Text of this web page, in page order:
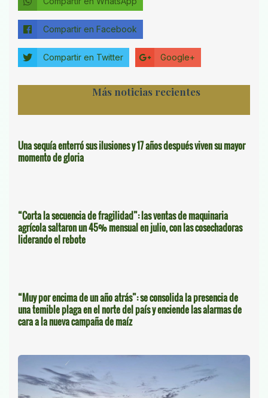
Compartir en Facebook
Compartir en Twitter Google+
Más noticias recientes
Una sequía enterró sus ilusiones y 17 años después viven su mayor
momento de gloria
“Corta la secuencia de fragilidad”: las ventas de maquinaria
agrícola saltaron un 45% mensual en julio, con las cosechadoras
liderando el rebote
“Muy por encima de un año atrás”: se consolida la presencia de
una temible plaga en el norte del país y enciende las alarmas de
cara a la nueva campaña de maíz